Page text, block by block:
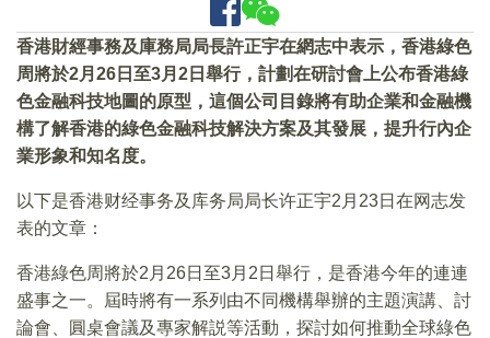
香港財經事務及庫務局局長許正宇在網志中表示，香港綠色
周將於2月26日至3月2日舉行，計劃在研討會上公布香港綠
色金融科技地圖的原型，這個公司目錄將有助企業和金融機
構了解香港的綠色金融科技解決方案及其發展，提升行內企
業形象和知名度。
以下是香港财经事务及库务局局长许正宇2月23日在网志发
表的文章：
香港綠色周將於2月26日至3月2日舉行，是香港今年的連連
盛事之一。屆時將有一系列由不同機構舉辦的主題演講、討
論會、圓桌會議及專家解説等活動，探討如何推動全球綠色